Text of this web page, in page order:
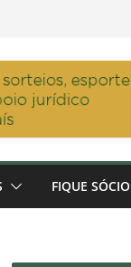
FIQUE SÓCIO